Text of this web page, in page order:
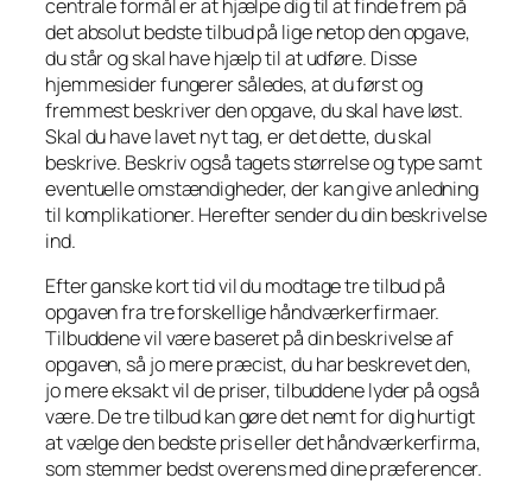
centrale formål er at hjælpe dig til at finde frem på
det absolut bedste tilbud på lige netop den opgave,
du står og skal have hjælp til at udføre. Disse
hjemmesider fungerer således, at du først og
fremmest beskriver den opgave, du skal have løst.
Skal du have lavet nyt tag, er det dette, du skal
beskrive. Beskriv også tagets størrelse og type samt
eventuelle omstændigheder, der kan give anledning
til komplikationer. Herefter sender du din beskrivelse
ind.
Efter ganske kort tid vil du modtage tre tilbud på
opgaven fra tre forskellige håndværkerfirmaer.
Tilbuddene vil være baseret på din beskrivelse af
opgaven, så jo mere præcist, du har beskrevet den,
jo mere eksakt vil de priser, tilbuddene lyder på også
være. De tre tilbud kan gøre det nemt for dig hurtigt
at vælge den bedste pris eller det håndværkerfirma,
som stemmer bedst overens med dine præferencer.